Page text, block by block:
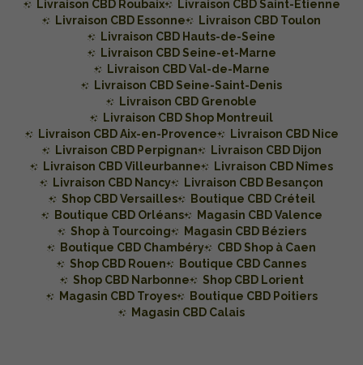
Livraison CBD Roubaix
Livraison CBD Saint-Étienne
Livraison CBD Essonne
Livraison CBD Toulon
Livraison CBD Hauts-de-Seine
Livraison CBD Seine-et-Marne
Livraison CBD Val-de-Marne
Livraison CBD Seine-Saint-Denis
Livraison CBD Grenoble
Livraison CBD Shop Montreuil
Livraison CBD Aix-en-Provence
Livraison CBD Nice
Livraison CBD Perpignan
Livraison CBD Dijon
Livraison CBD Villeurbanne
Livraison CBD Nîmes
Livraison CBD Nancy
Livraison CBD Besançon
Shop CBD Versailles
Boutique CBD Créteil
Boutique CBD Orléans
Magasin CBD Valence
Shop à Tourcoing
Magasin CBD Béziers
Boutique CBD Chambéry
CBD Shop à Caen
Shop CBD Rouen
Boutique CBD Cannes
Shop CBD Narbonne
Shop CBD Lorient
Magasin CBD Troyes
Boutique CBD Poitiers
Magasin CBD Calais